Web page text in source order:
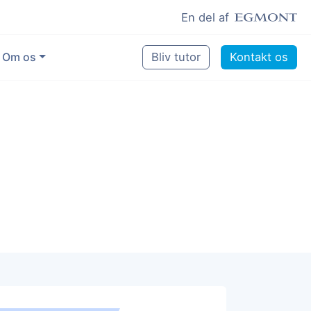
En del af
Om os Bliv tutor Kontakt os